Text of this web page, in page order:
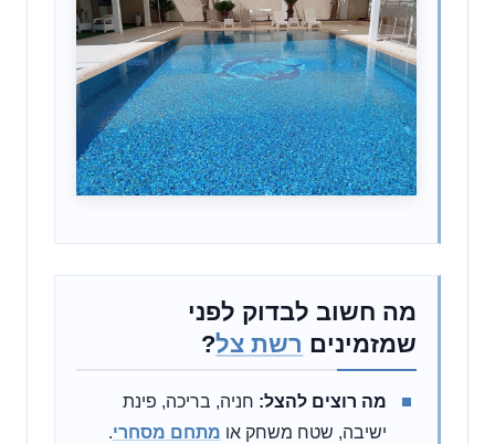
מה חשוב לבדוק לפני
שמזמינים רשת צל?
מה רוצים להצל: חניה, בריכה, פינת
ישיבה, שטח משחק או מתחם מסחרי.